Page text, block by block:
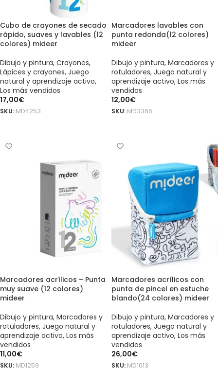
Cubo de crayones de secado
rápido, suaves y lavables (12
colores) mideer
Dibujo y pintura, Crayones,
Lápices y crayones, Juego
natural y aprendizaje activo,
Los más vendidos
17,00€
SKU: MD4253
Marcadores lavables con
punta redonda(12 colores)
mideer
Dibujo y pintura, Marcadores y
rotuladores, Juego natural y
aprendizaje activo, Los más
vendidos
12,00€
SKU: MD3386
Marcadores acrílicos – Punta
muy suave (12 colores)
mideer
Dibujo y pintura, Marcadores y
rotuladores, Juego natural y
aprendizaje activo, Los más
vendidos
11,00€
SKU: MD1259
Marcadores acrílicos con
punta de pincel en estuche
blando(24 colores) mideer
Dibujo y pintura, Marcadores y
rotuladores, Juego natural y
aprendizaje activo, Los más
vendidos
26,00€
SKU: MD1613